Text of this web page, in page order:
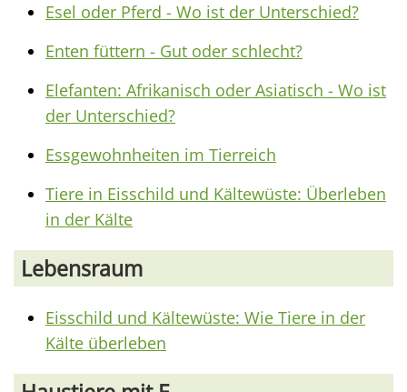
Esel oder Pferd - Wo ist der Unterschied?
Enten füttern - Gut oder schlecht?
Elefanten: Afrikanisch oder Asiatisch - Wo ist
der Unterschied?
Essgewohnheiten im Tierreich
Tiere in Eisschild und Kältewüste: Überleben
in der Kälte
Lebensraum
Eisschild und Kältewüste: Wie Tiere in der
Kälte überleben